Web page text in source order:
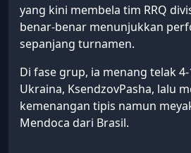
yang kini membela tim RRQ
benar-benar menunjukkan
sepanjang turnamen.
Di fase grup, ia menang telak
Ukraina, KsendzovPasha, lalu
kemenangan tipis namun
Mendoca dari Brasil.